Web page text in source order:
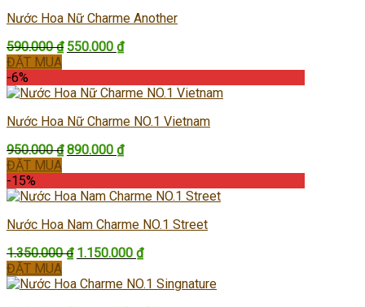
Nước Hoa Nữ Charme Another
590.000₫ Giá
590.000 ₫.
550.000 ₫Giá
là:
ĐẶT MUA
-6%
Nước Hoa Nữ Charme NO.1 Vietnam
950.000₫ Giá
950.000 ₫.
890.000 ₫Giá
là:
ĐẶT MUA
-15%
Nước Hoa Nam Charme NO.1 Street
1.350.000₫ Giá
là:
1.150.000 ₫Giá
tại
ĐẶT MUA